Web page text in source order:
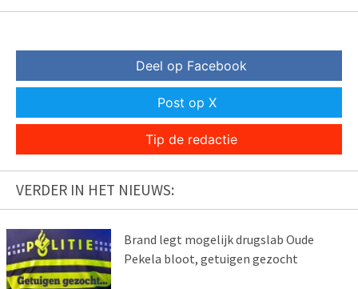
Deel op Facebook
Post op X
Tip de redactie
VERDER IN HET NIEUWS:
Brand legt mogelijk drugslab Oude
Pekela bloot, getuigen gezocht